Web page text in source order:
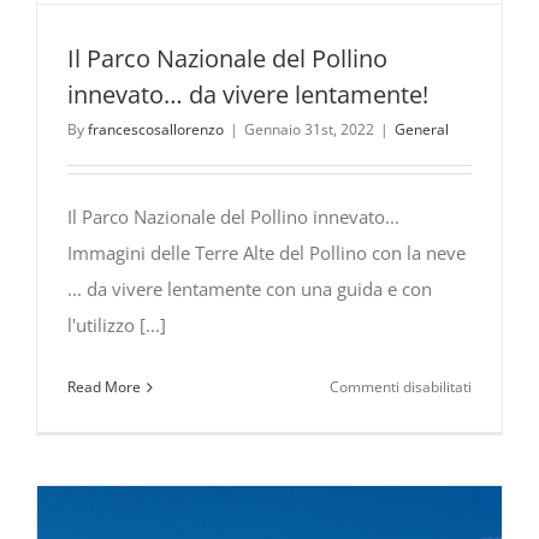
Il Parco Nazionale del Pollino
innevato… da vivere lentamente!
Byfrancescosallorenzo | Gennaio 31st, 2022 | General
Il Parco Nazionale del Pollino innevato...
Immagini delle Terre Alte del Pollino con la neve
... da vivere lentamente con una guida e con
l'utilizzo [...]
Read More Commenti disabilitati